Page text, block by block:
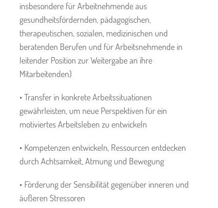
insbesondere für Arbeitnehmende aus
gesundheitsfördernden, pädagogischen,
therapeutischen, sozialen, medizinischen und
beratenden Berufen und für Arbeitsnehmende in
leitender Position zur Weitergabe an ihre
Mitarbeitenden)
• Transfer in konkrete Arbeitssituationen
gewährleisten, um neue Perspektiven für ein
motiviertes Arbeitsleben zu entwickeln
• Kompetenzen entwickeln, Ressourcen entdecken
durch Achtsamkeit, Atmung und Bewegung
• Förderung der Sensibilität gegenüber inneren und
äußeren Stressoren